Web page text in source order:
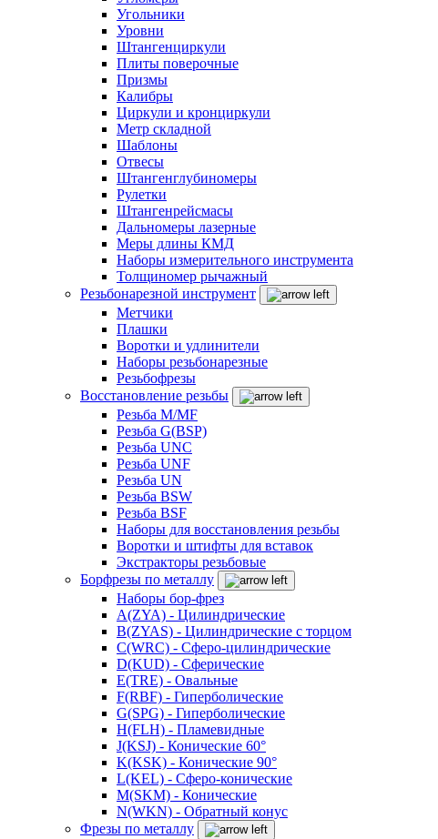
Угольники
Уровни
Штангенциркули
Плиты поверочные
Призмы
Калибры
Циркули и кронциркули
Метр складной
Шаблоны
Отвесы
Штангенглубиномеры
Рулетки
Штангенрейсмасы
Дальномеры лазерные
Меры длины КМД
Наборы измерительного инструмента
Толщиномер рычажный
Резьбонарезной инструмент
Метчики
Плашки
Воротки и удлинители
Наборы резьбонарезные
Резьбофрезы
Восстановление резьбы
Резьба M/MF
Резьба G(BSP)
Резьба UNC
Резьба UNF
Резьба UN
Резьба BSW
Резьба BSF
Наборы для восстановления резьбы
Воротки и штифты для вставок
Экстракторы резьбовые
Борфрезы по металлу
Наборы бор-фрез
A(ZYA) - Цилиндрические
B(ZYAS) - Цилиндрические с торцом
C(WRC) - Сферо-цилиндрические
D(KUD) - Сферические
E(TRE) - Овальные
F(RBF) - Гиперболические
G(SPG) - Гиперболические
H(FLH) - Пламевидные
J(KSJ) - Конические 60°
K(KSK) - Конические 90°
L(KEL) - Сферо-конические
M(SKM) - Конические
N(WKN) - Обратный конус
Фрезы по металлу